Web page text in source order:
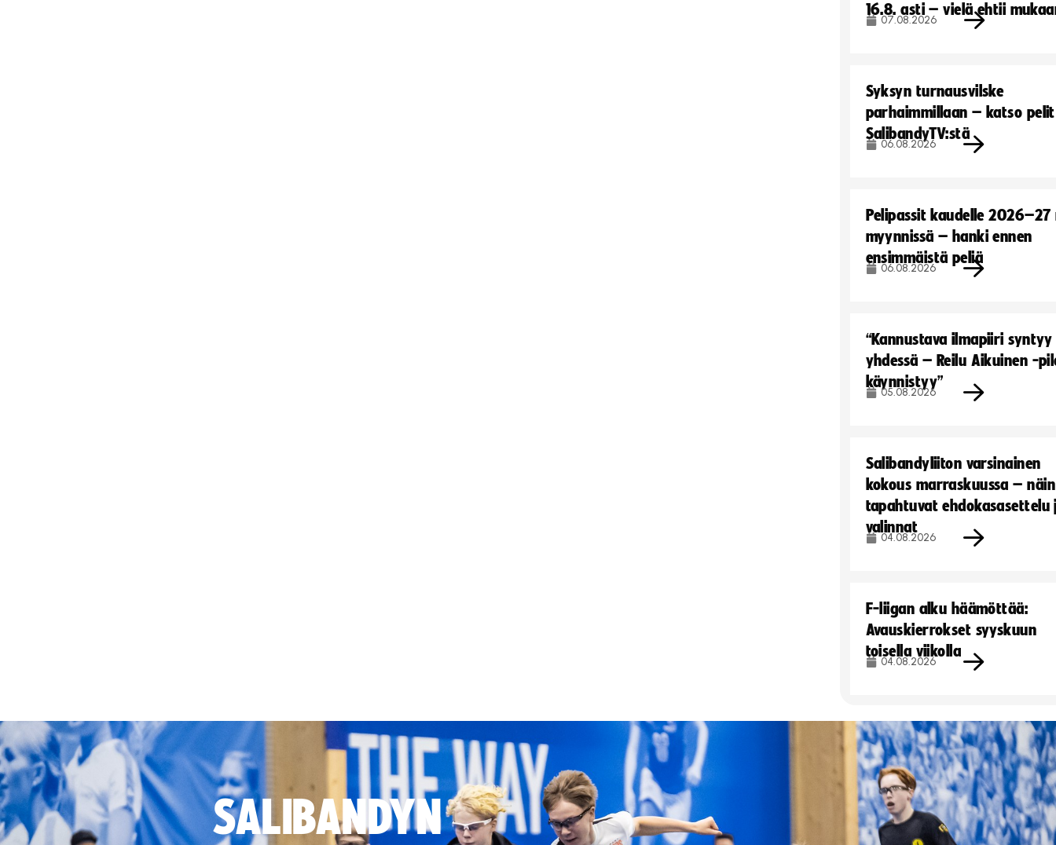
16.8. asti – vielä ehtii
07.08.2026
Syksyn turnausvilske
parhaimmillaan – katso pelit
SalibandyTV:stä
06.08.2026
Pelipassit kaudelle
myynnissä – hanki ennen
ensimmäistä peliä
06.08.2026
“Kannustava ilmapiiri syntyy
yhdessä – Reilu Aikuinen -
käynnistyy”
05.08.2026
Salibandyliiton varsinainen
kokous marraskuussa – näin
tapahtuvat ehdokasasettelu
valinnat
04.08.2026
F-liigan alku häämöttää:
Avauskierrokset syyskuun
toisella viikolla
04.08.2026
SALIBANDYN